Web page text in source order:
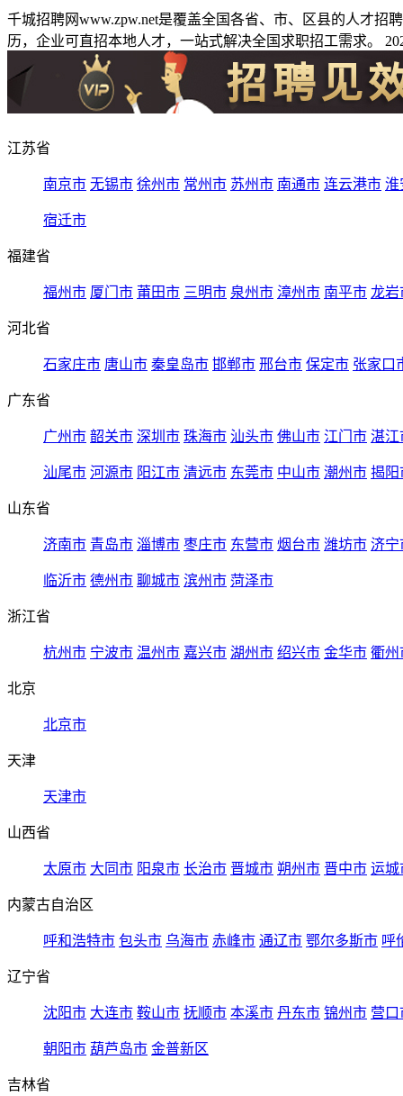
千城招聘网www.zpw.net是覆盖全国各省、市、区县的人才
历，企业可直招本地人才，一站式解决全国求职招工需求。
江苏省
南京市 无锡市 徐州市 常州市 苏州市 南通市 连云港市 淮
宿迁市
福建省
福州市 厦门市 莆田市 三明市 泉州市 漳州市 南平市 龙岩
河北省
石家庄市 唐山市 秦皇岛市 邯郸市 邢台市 保定市 张家口
广东省
广州市 韶关市 深圳市 珠海市 汕头市 佛山市 江门市 湛江
汕尾市 河源市 阳江市 清远市 东莞市 中山市 潮州市 揭阳
山东省
济南市 青岛市 淄博市 枣庄市 东营市 烟台市 潍坊市 济宁
临沂市 德州市 聊城市 滨州市 菏泽市
浙江省
杭州市 宁波市 温州市 嘉兴市 湖州市 绍兴市 金华市 衢州
北京
北京市
天津
天津市
山西省
太原市 大同市 阳泉市 长治市 晋城市 朔州市 晋中市 运城
内蒙古自治区
呼和浩特市 包头市 乌海市 赤峰市 通辽市 鄂尔多斯市 呼
辽宁省
沈阳市 大连市 鞍山市 抚顺市 本溪市 丹东市 锦州市 营口
朝阳市 葫芦岛市 金普新区
吉林省